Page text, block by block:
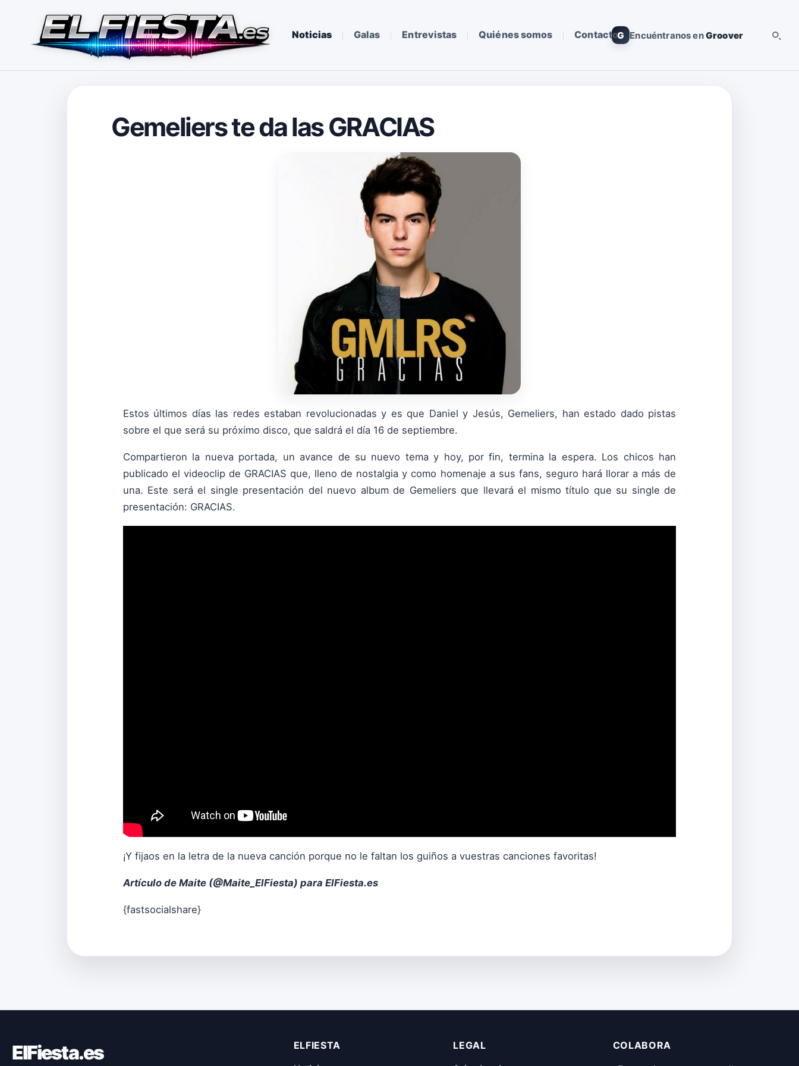
Noticias Galas Entrevistas Quiénes somos ContactoG Encuéntranos enGroover
Gemeliers te da las GRACIAS
Estos últimos días las redes estaban revolucionadas y es que Daniel y Jesús, Gemeliers, han estado dado pistas
sobre el que será su próximo disco, que saldrá el día 16 de septiembre.
Compartieron la nueva portada, un avance de su nuevo tema y hoy, por fin, termina la espera. Los chicos han
publicado el videoclip de GRACIAS que, lleno de nostalgia y como homenaje a sus fans, seguro hará llorar a más de
una. Este será el single presentación del nuevo album de Gemeliers que llevará el mismo título que su single de
presentación: GRACIAS.
¡Y fijaos en la letra de la nueva canción porque no le faltan los guiños a vuestras canciones favoritas!
Artículo de Maite (@Maite_ElFiesta) para ElFiesta.es
{fastsocialshare}
ElFiesta.es ELFIESTA LEGAL
COLABORA